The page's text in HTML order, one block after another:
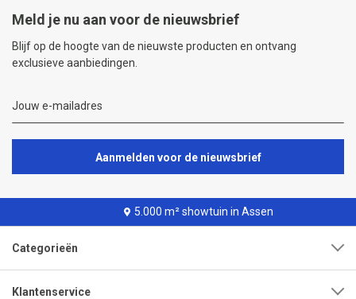
Meld je nu aan voor de nieuwsbrief
Blijf op de hoogte van de nieuwste producten en ontvang
exclusieve aanbiedingen.
Aanmelden voor de nieuwsbrief
5.000 m² showtuin in Assen
Categorieën
Klantenservice